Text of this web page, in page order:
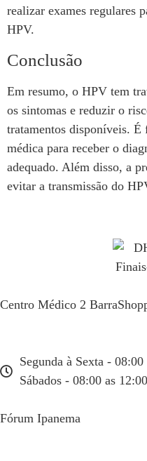
realizar exames regulares
HPV.
Conclusão
Em resumo, o HPV tem
os sintomas e reduzir o
tratamentos disponíveis. É
médica para receber o
adequado. Além disso, a
evitar a transmissão do
Centro Médico 2
Segunda à Sexta - 08:00
Sábados - 08:00 as 12:00
Fórum Ipanema